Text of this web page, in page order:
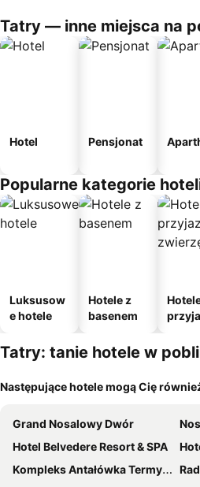
Tatry — inne miejsca na
Hotel Pensjonat
Popularne kategorie
Luksusow
e hotele
Hotele z
basenem
m
Tatry: tanie hotele w
Następujące hotele mogą Cię
Grand Nosalowy Dwór
Hotel Belvedere Resort & SPA
Hotel
Kompleks Antałówka Termy & Med